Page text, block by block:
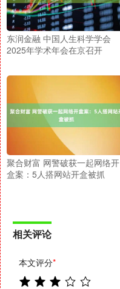
东润金融 中国人生科学学会
2025年学术年会在京召开
聚合财富 网警破获一起网络开
盒案：5人搭网站开盒被抓
相关评论
本文评分*